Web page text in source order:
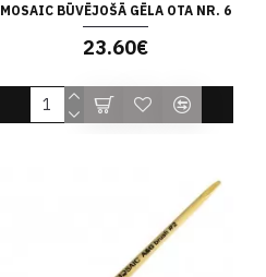
MOSAIC BŪVĒJOŠĀ GĒLA OTA NR. 6
23.60€